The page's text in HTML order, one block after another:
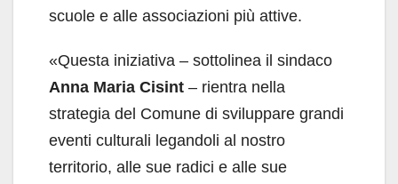
scuole e alle associazioni più attive.
«Questa iniziativa – sottolinea il sindaco
Anna Maria Cisint – rientra nella
strategia del Comune di sviluppare grandi
eventi culturali legandoli al nostro
territorio, alle sue radici e alle sue